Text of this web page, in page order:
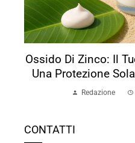
Ossido Di Zinco: Il
Una Protezione
Redazione
CONTATTI